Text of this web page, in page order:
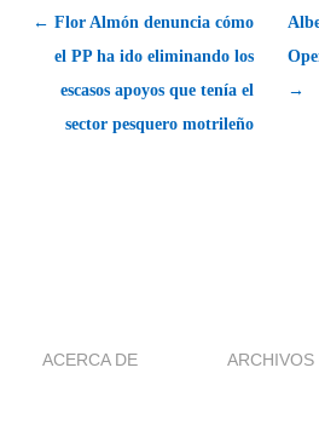
← Flor Almón denuncia cómo
el PP ha ido eliminando los
escasos apoyos que tenía el
sector pesquero motrileño
→
ACERCA DE ARCHIVOS